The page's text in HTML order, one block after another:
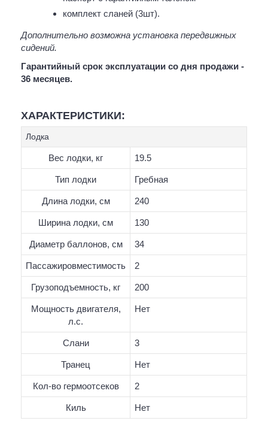
комплект сланей (3шт).
Дополнительно возможна установка передвижных
сидений.
Гарантийный срок эксплуатации со дня продажи -
36 месяцев.
ХАРАКТЕРИСТИКИ:
Лодка
Вес лодки, кг 19.5
Тип лодки Гребная
Длина лодки, см 240
Ширина лодки, см 130
Диаметр баллонов, см 34
Пассажировместимость 2
Грузоподъемность, кг 200
Мощность двигателя,
л.с.
Нет
Слани 3
Транец Нет
Кол-во гермоотсеков 2
Киль Нет